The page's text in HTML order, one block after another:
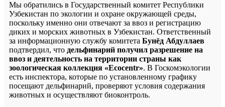
Мы обратились в Государственный комитет Республики
Узбекистан по экологии и охране окружающей среды,
поскольку именно они отвечают за ввоз и регистрацию
диких и морских животных в Узбекистан. Ответственный
за информационную службу комитета Бунёд Абдуллаев
подтвердил, что дельфинарий получил разрешение на
ввоз и деятельность на территории страны как
зоологическая коллекция «Ecocentr». В Госкомэкологии
есть инспектора, которые по установленному графику
посещают дельфинарий, проверяют условия содержания
животных и осуществляют биоконтроль.